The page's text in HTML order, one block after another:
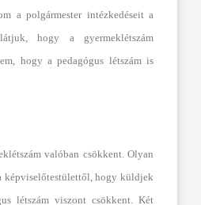
a polgármester intézkedéseit a
hogy a gyermeklétszám
hogy a pedagógus létszám is
valóban csökkent. Olyan
képviselőtestülettől, hogy küldjek
létszám viszont csökkent. Két